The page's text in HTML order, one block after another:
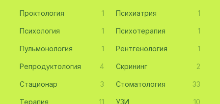
Проктология 1 Психиатрия 1
Психология 1 Психотерапия 1
Пульмонология 1 Рентгенология 1
Репродуктология 4 Скрининг 2
Стационар 3 Стоматология 33
Терапия 11 УЗИ 10